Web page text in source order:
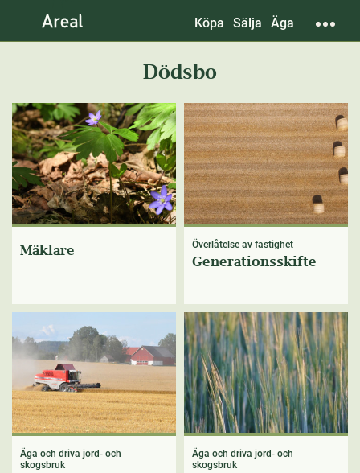
Köpa Sälja Äga
Dödsbo
Mäklare Överlåtelse av fastighet
Generationsskifte
Äga och driva jord- och
skogsbruk
Äga och driva jord- och
skogsbruk